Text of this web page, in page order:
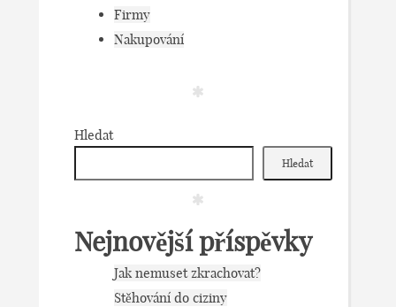
Firmy
Nakupování
Hledat
Hledat
Nejnovější příspěvky
Jak nemuset zkrachovat?
Stěhování do ciziny